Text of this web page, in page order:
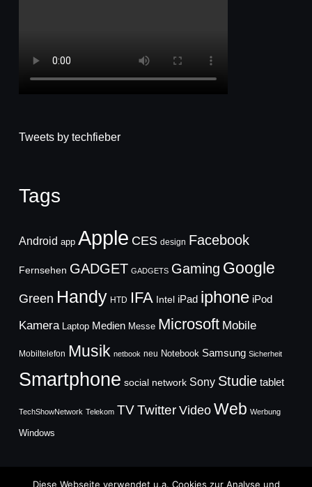
Tweets by techfieber
Tags
Android app Apple CES design Facebook
Fernsehen GADGET GADGETS Gaming Google
Green Handy HTD IFA Intel iPad iphone iPod
Kamera Laptop Medien Messe Microsoft Mobile
Mobiltelefon Musik netbook neu Notebook Samsung Sicherheit
Smartphone social network Sony Studie tablet
TechShowNetwork Telekom TVTwitter Video Web Werbung
Windows
Diese Webseite verwendet u.a. Cookies zur Analyse und